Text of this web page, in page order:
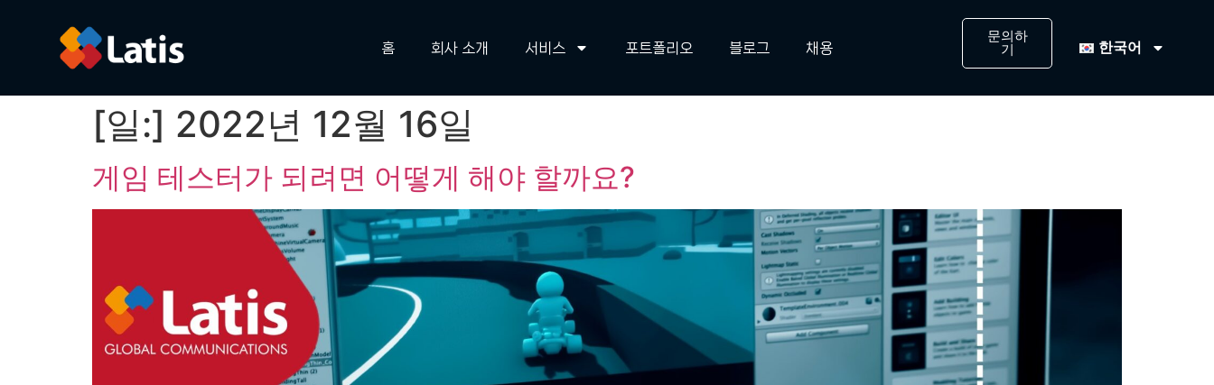
홈 회사 소개 서비스 포트폴리오 블로그 채용
문의하
기
한국어
[일:] 2022년 12월 16일
게임 테스터가 되려면 어떻게 해야 할까요?